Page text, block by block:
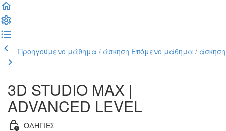
Προηγούμενο μάθημα / άσκηση Επόμενο μάθημα / άσκηση
3D STUDIO MAX |
ADVANCED LEVEL
ΟΔΗΓΙΕΣ